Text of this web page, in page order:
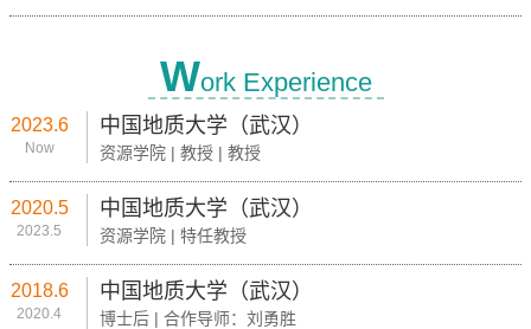
Work Experience
2023.6
Now
中国地质大学（武汉）
资源学院 | 教授 | 教授
2020.5
2023.5
中国地质大学（武汉）
资源学院 | 特任教授
2018.6
2020.4
中国地质大学（武汉）
博士后 | 合作导师：刘勇胜